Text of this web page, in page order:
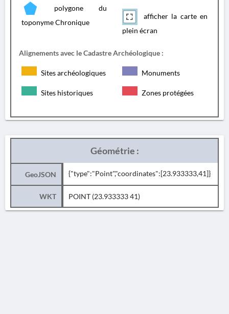
polygone du
toponyme Chronique
afficher la carte en
plein écran
Alignements avec le Cadastre Archéologique :
Sites archéologiques Monuments
Sites historiques Zones protégées
Géométrie :
GeoJSON {"type":"Point","coordinates":[23.933333,41]}
WKT POINT (23.933333 41)